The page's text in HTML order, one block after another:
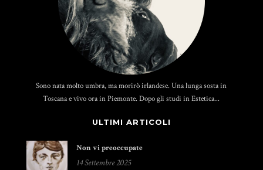
Sono nata molto umbra, ma morirò irlandese. Una lunga sosta in
Toscana e vivo ora in Piemonte. Dopo gli studi in Estetica...
ULTIMI ARTICOLI
Non vi preoccupate
14 Settembre 2025